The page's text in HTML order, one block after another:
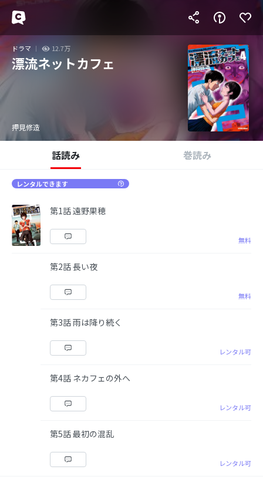
ドラマ 12.7万
漂流ネットカフェ
押見修造
話読み 巻読み
レンタルできます
第1話 遠野果穂
無料
第2話 長い夜
無料
第3話 雨は降り続く
レンタル可
第4話 ネカフェの外へ
レンタル可
第5話 最初の混乱
レンタル可